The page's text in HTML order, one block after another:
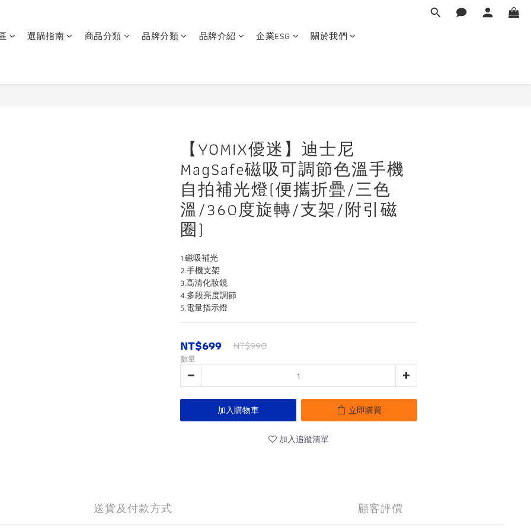
選購指南 商品分類 品牌分類 品牌介紹 企業ESG 關於我們
【YOMIX優迷】迪士尼
MagSafe磁吸可調節色溫手機
自拍補光燈(便攜折疊/三色
溫/360度旋轉/支架/附引磁
圈)
1.磁吸補光
2.手機支架
3.高清化妝鏡
4.多段亮度調節
5.電量指示燈
NT$699 NT$990
數量
加入購物車 立即購買
加入追蹤清單
送貨及付款方式 顧客評價